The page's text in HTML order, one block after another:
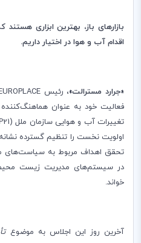
بازارهای باز، بهترین ابزاری
اقدام آب و هوا در اختیار داریم.
«جرارد مسترالت»، رئیس
فعالیت خود به عنوان
تغییرات آب و هوایی سازمان ملل (
اولویت نخست را تنظیم گسترده
تحقق اهداف مربوط به سیاست‌های
در سیستم‌های مدیریت زیست
خواند.
آخرین روز این اجلاس به موضوع